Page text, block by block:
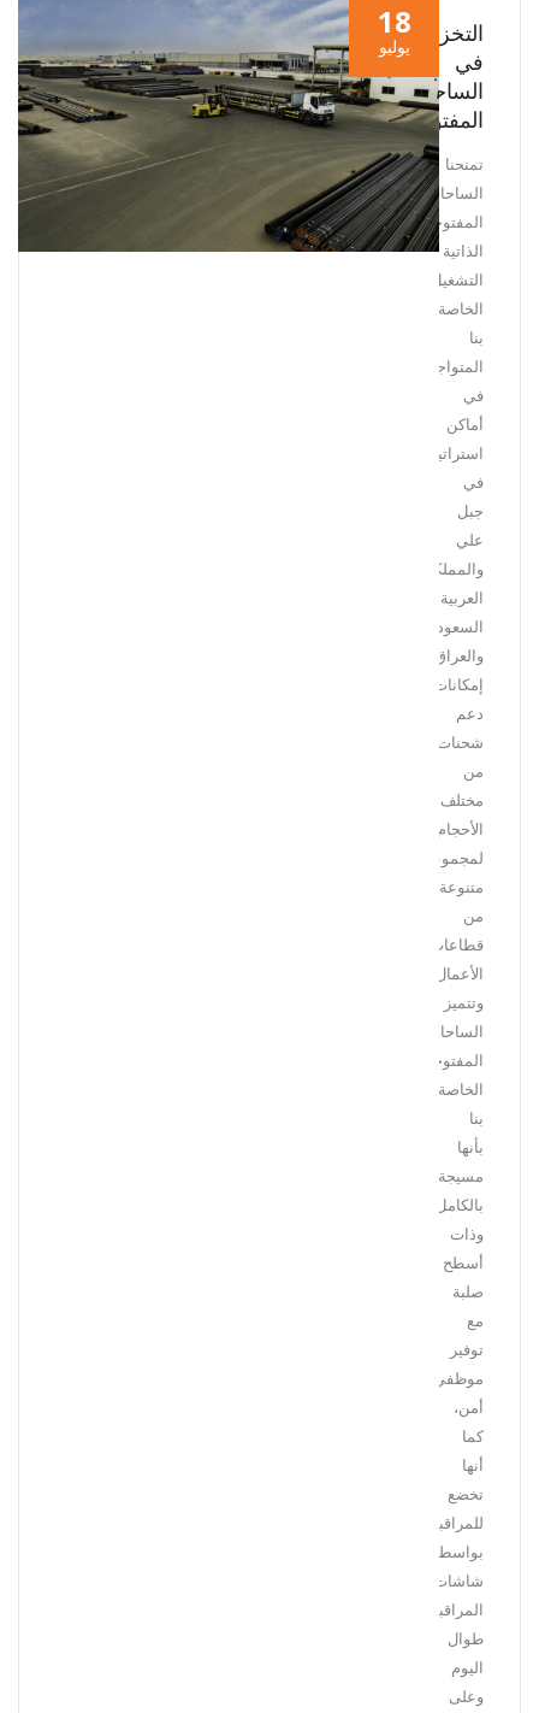
18
يوليو
التخزين
في
الساحة
المفتوحة
تمنحنا
الساحات
المفتوحة
الذاتية
التشغيل
الخاصة
بنا
المتواجدة
في
أماكن
استراتيجية
في
جبل
علي
والمملكة
العربية
السعودية
والعراق،
إمكانات
دعم
شحنات
من
مختلف
الأحجام
لمجموعة
متنوعة
من
قطاعات
الأعمال.
وتتميز
الساحات
المفتوحة
الخاصة
بنا
بأنها
مسيجة
بالكامل
وذات
أسطح
صلبة
مع
توفير
موظفي
أمن،
كما
أنها
تخضع
للمراقبة
بواسطة
شاشات
المراقبة
طوال
اليوم
وعلى